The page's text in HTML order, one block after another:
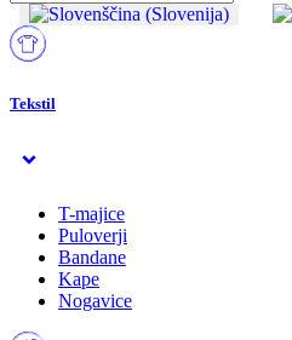
Tekstil
T-majice
Puloverji
Bandane
Kape
Nogavice